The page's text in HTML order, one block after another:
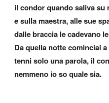
il condor quando saliva su
e sulla maestra, alle sue
dalle braccia le cadevano
Da quella notte cominciai
tenni solo una parola, il
nemmeno io so quale sia.